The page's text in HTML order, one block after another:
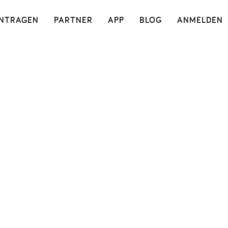
ANMELDEN
BLOG
APP
PARTNER ×